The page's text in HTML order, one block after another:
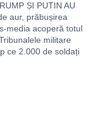
ȘI PUTIN AU
aur, prăbușirea
media acoperă totul
militare
ce 2.000 de soldați